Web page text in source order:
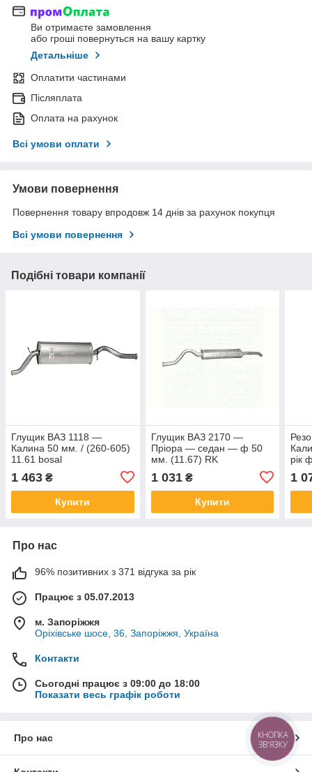
Ви отримаєте замовлення
або гроші повернуться на вашу картку
Детальніше
Оплатити частинами
Післяплата
Оплата на рахунок
Всі умови оплати
Умови повернення
Повернення товару впродовж 14 днів за рахунок покупця
Всі умови повернення
Подібні товари компанії
Глущик ВАЗ 1118 —
Калина 50 мм. / (260-605)
11.61 bosal
1 463 ₴
Купити
Глущик ВАЗ 2170 —
Пріора — седан — ф 50
мм. (11.67) RK
1 031₴
Купити
рік
1
Про нас
96% позитивних з 371 відгука за рік
Працює з 05.07.2013
м. Запоріжжя
Оріхівське шосе, 36, Запоріжжя, Україна
Контакти
Сьогодні працює з 09:00 до 18:00
Показати весь графік роботи
Про нас
КНОПКА
ЗВ'ЯЗКУ